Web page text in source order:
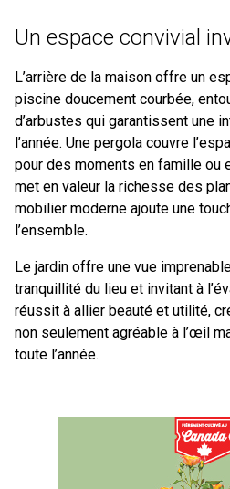
Un espace convivial
L’arrière de la maison offre un
piscine doucement courbée,
d’arbustes qui garantissent une
l’année. Une pergola couvre
pour des moments en famille ou
met en valeur la richesse des
mobilier moderne ajoute une
l’ensemble.
Le jardin offre une vue
tranquillité du lieu et invitant à
réussit à allier beauté et utilité,
non seulement agréable à l’œil
toute l’année.